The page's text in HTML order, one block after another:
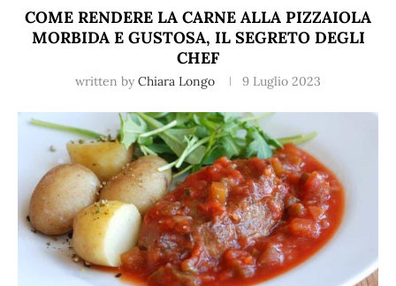
COME RENDERE LA CARNE ALLA PIZZAIOLA
MORBIDA E GUSTOSA, IL SEGRETO DEGLI
CHEF
written by Chiara Longo 9 Luglio 2023